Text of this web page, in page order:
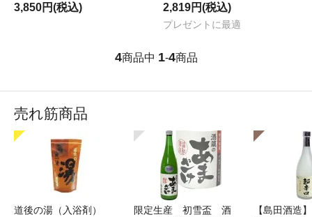
3,850円(税込)
2,819円(税込)
プレゼントに最適
4商品中 1-4商品
売れ筋商品
道後の湯（入浴剤）
限定生産 初雪盃 酒
【島田酒造